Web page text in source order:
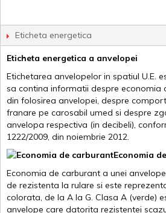
Eticheta energetica
Eticheta energetica a anvelopei
Etichetarea anvelopelor in spatiul U.E.
sa contina informatii despre economia
din folosirea anvelopei, despre
franare pe carosabil umed si despre
anvelopa respectiva (in decibeli),
1222/2009, din noiembrie 2012.
Economia
Economia de carburant a unei
de rezistenta la rulare si este
colorata, de la A la G. Clasa A (verde)
anvelope care datorita rezistentei